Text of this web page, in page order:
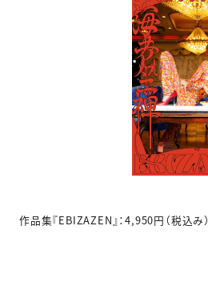
作品集『EBIZAZEN』：4,950円（税込み）